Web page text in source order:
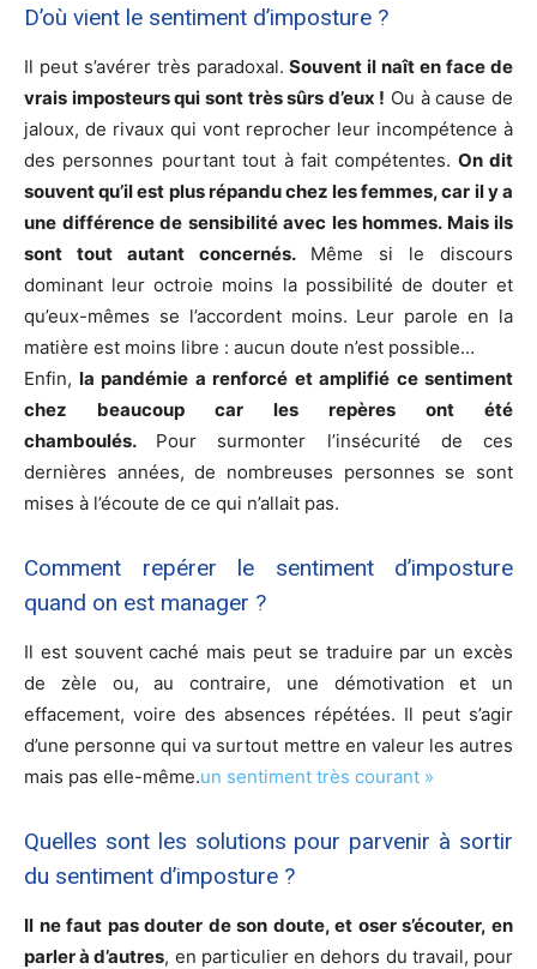
D’où vient le sentiment d’imposture ?
Il peut s’avérer très paradoxal. Souvent il naît en face de
vrais imposteurs qui sont très sûrs d’eux ! Ou à cause de
jaloux, de rivaux qui vont reprocher leur incompétence à
des personnes pourtant tout à fait compétentes. On dit
souvent qu’il est plus répandu chez les femmes, car il y a
une différence de sensibilité avec les hommes. Mais ils
sont tout autant concernés.Même si le discours
dominant leur octroie moins la possibilité de douter et
qu’eux-mêmes se l’accordent moins. Leur parole en la
matière est moins libre : aucun doute n’est possible…
Enfin, la pandémie a renforcé et amplifié ce sentiment
chez beaucoup car les repères ont été
chamboulés. Pour surmonter l’insécurité de ces
dernières années, de nombreuses personnes se sont
mises à l’écoute de ce qui n’allait pas.
Comment repérer le sentiment d’imposture
quand on est manager ?
Il est souvent caché mais peut se traduire par un excès
de zèle ou, au contraire, une démotivation et un
effacement, voire des absences répétées. Il peut s’agir
d’une personne qui va surtout mettre en valeur les autres
mais pas elle-même.un sentiment très courant »
Quelles sont les solutions pour parvenir à sortir
du sentiment d’imposture ?
Il ne faut pas douter de son doute, et oser s’écouter, en
parler à d’autres, en particulier en dehors du travail, pour